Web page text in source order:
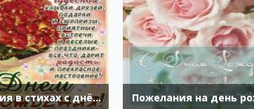
Поздравления в стихах с днём рождения Пожелания на день